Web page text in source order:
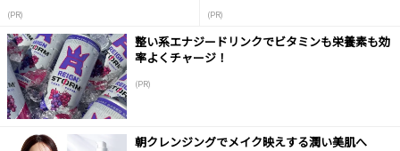
(PR) (PR)
整い系エナジードリンクでビタミンも栄養素も効
率よくチャージ！
(PR)
朝クレンジングでメイク映えする潤い美肌へ